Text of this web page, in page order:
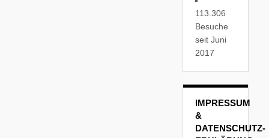
113.306
Besuche
seit Juni
2017
IMPRESSUM
&
DATENSCHUTZ-